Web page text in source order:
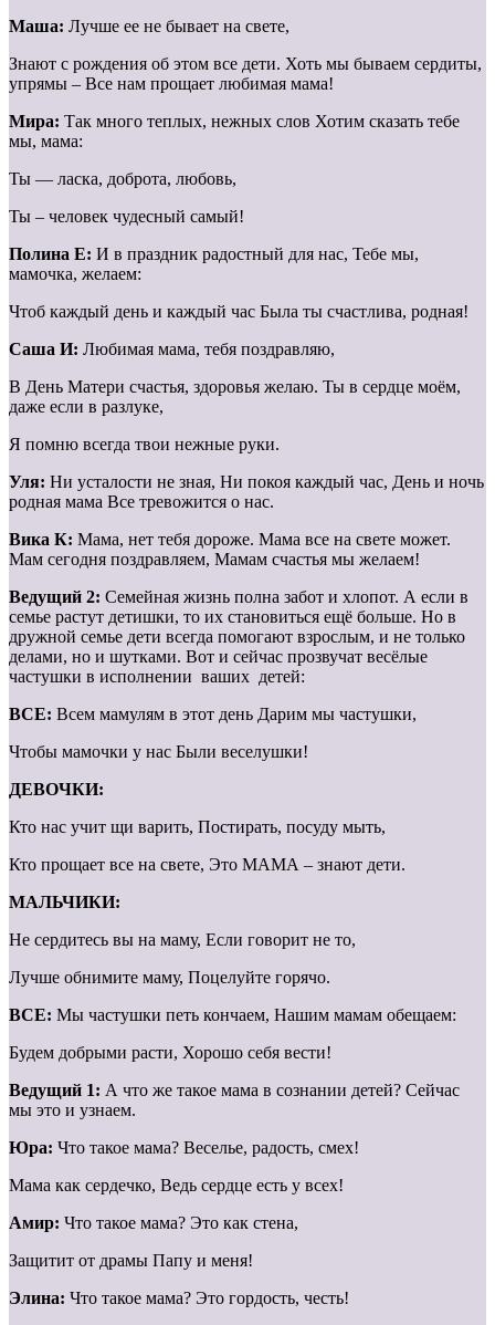
Маша: Лучше ее не бывает на свете,
Знают с рождения об этом все дети. Хоть мы бываем сердиты,
упрямы – Все нам прощает любимая мама!
Мира: Так много теплых, нежных слов Хотим сказать тебе
мы, мама:
Ты — ласка, доброта, любовь,
Ты – человек чудесный самый!
Полина Е: И в праздник радостный для нас, Тебе мы,
мамочка, желаем:
Чтоб каждый день и каждый час Была ты счастлива, родная!
Саша И: Любимая мама, тебя поздравляю,
В День Матери счастья, здоровья желаю. Ты в сердце моём,
даже если в разлуке,
Я помню всегда твои нежные руки.
Уля: Ни усталости не зная, Ни покоя каждый час, День и ночь
родная мама Все тревожится о нас.
Вика К: Мама, нет тебя дороже. Мама все на свете может.
Мам сегодня поздравляем, Мамам счастья мы желаем!
Ведущий 2: Семейная жизнь полна забот и хлопот. А если в
семье растут детишки, то их становиться ещё больше. Но в
дружной семье дети всегда помогают взрослым, и не только
делами, но и шутками. Вот и сейчас прозвучат весёлые
частушки в исполнении ваших детей:
ВСЕ: Всем мамулям в этот день Дарим мы частушки,
Чтобы мамочки у нас Были веселушки!
ДЕВОЧКИ:
Кто нас учит щи варить, Постирать, посуду мыть,
Кто прощает все на свете, Это МАМА – знают дети.
МАЛЬЧИКИ:
Не сердитесь вы на маму, Если говорит не то,
Лучше обнимите маму, Поцелуйте горячо.
ВСЕ: Мы частушки петь кончаем, Нашим мамам обещаем:
Будем добрыми расти, Хорошо себя вести!
Ведущий 1: А что же такое мама в сознании детей? Сейчас
мы это и узнаем.
Юра: Что такое мама? Веселье, радость, смех!
Мама как сердечко, Ведь сердце есть у всех!
Амир: Что такое мама? Это как стена,
Защитит от драмы Папу и меня!
Элина: Что такое мама? Это гордость, честь!